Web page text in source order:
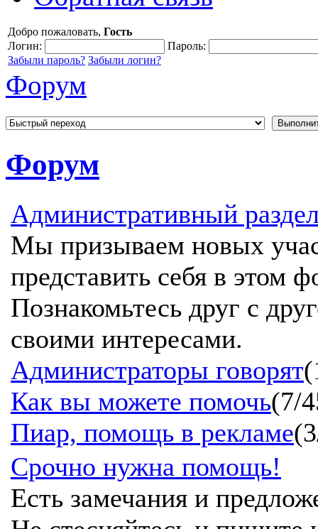
Добро пожаловать, Гость
Логин:
Пароль:
Забыли пароль? Забыли логин?
Форум
Форум
Административный
Мы призываем новых
представить себя в этом
Познакомьтесь друг с
своими интересами.
Администраторы говорят
Как вы можете помочь(7/
Пиар, помощь в рекламе
Срочно нужна помощь!
Есть замечания и